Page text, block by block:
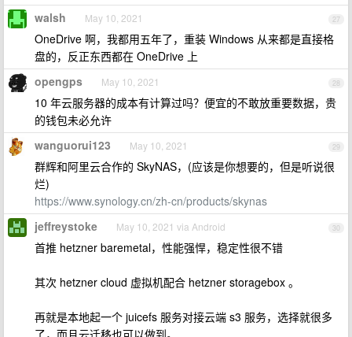
27
walsh May 10, 2021
OneDrive 啊，我都用五年了，重装 Windows 从来都是直接格
盘的，反正东西都在 OneDrive 上
28
opengps May 10, 2021
10 年云服务器的成本有计算过吗？便宜的不敢放重要数据，贵
的钱包未必允许
29
wanguorui123 May 10, 2021
群辉和阿里云合作的 SkyNAS，(应该是你想要的，但是听说很
烂)
https://www.synology.cn/zh-cn/products/skynas
30
jeffreystoke May 10, 2021 via Android
首推 hetzner baremetal，性能强悍，稳定性很不错
其次 hetzner cloud 虚拟机配合 hetzner storagebox 。
再就是本地起一个 juicefs 服务对接云端 s3 服务，选择就很多
了，而且云迁移也可以做到。